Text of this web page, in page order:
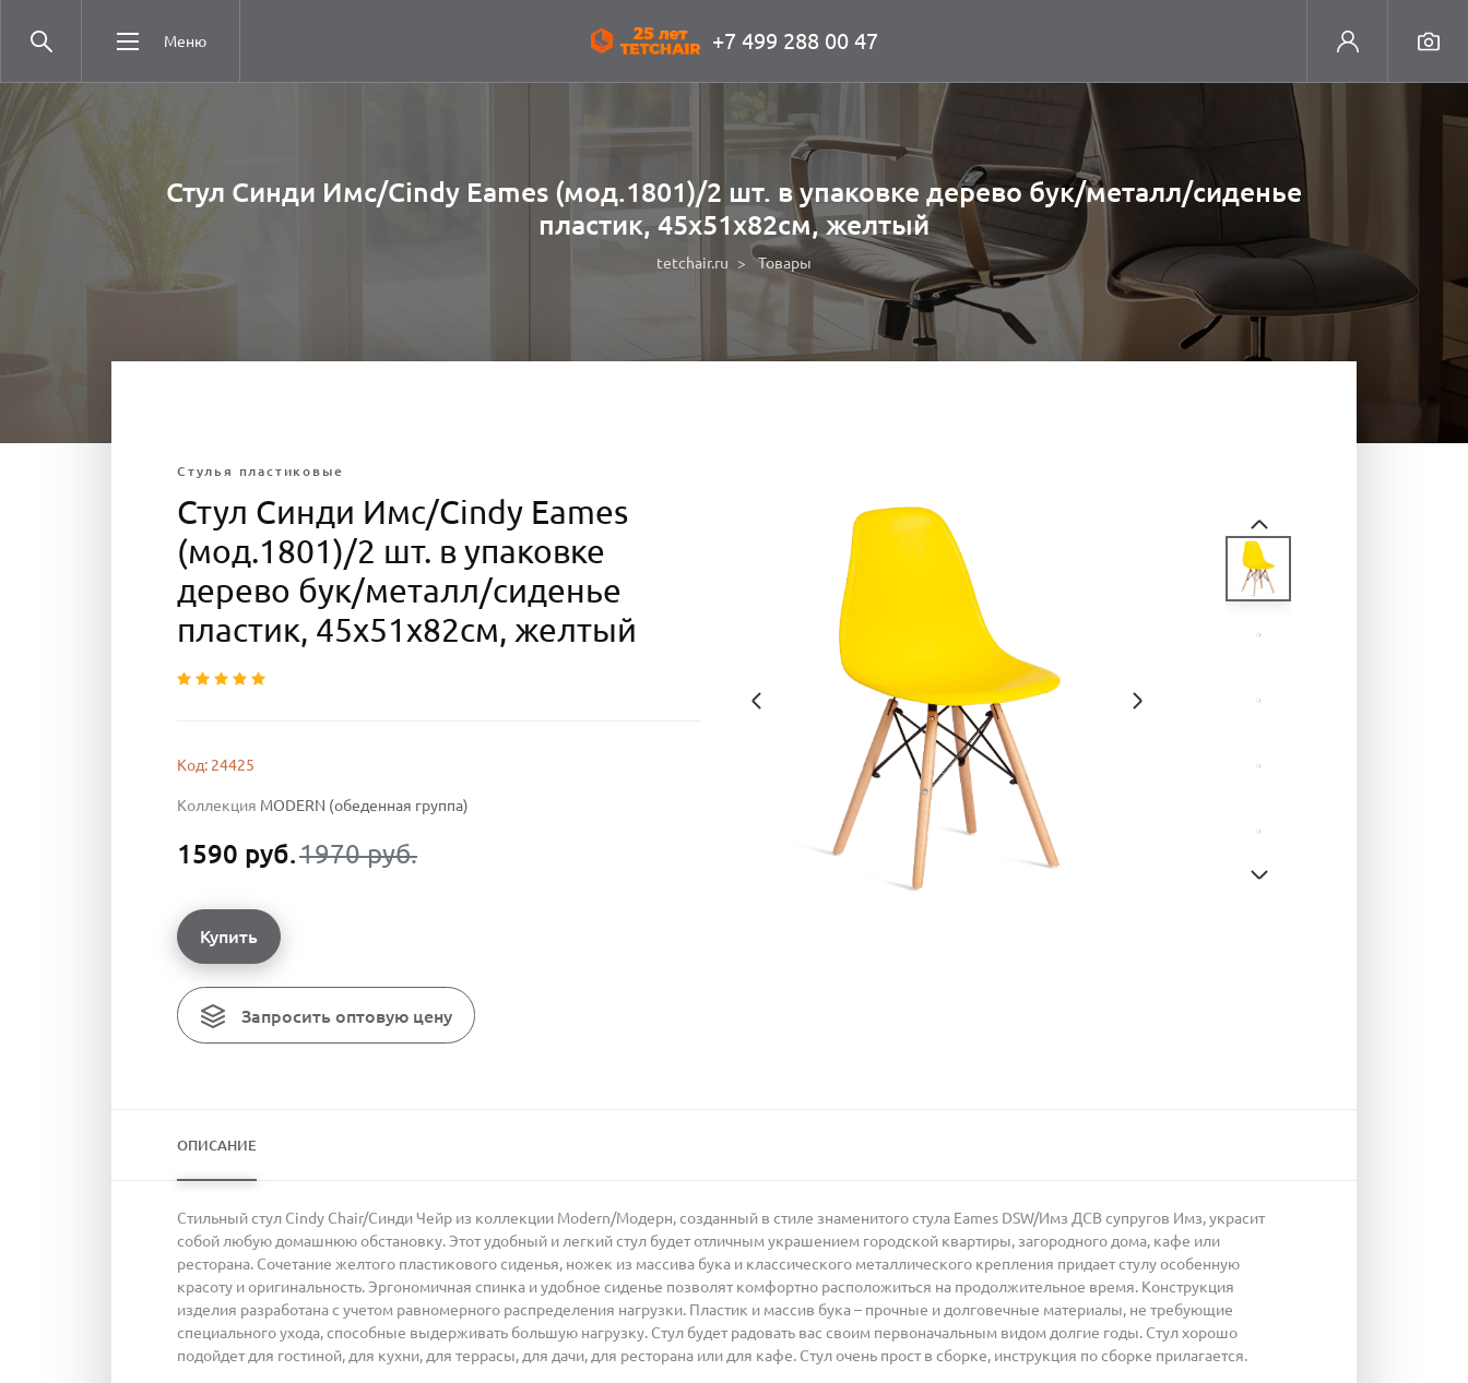
Меню +7 499 288 00 47
Стул Синди Имс/Cindy Eames (мод.1801)/2 шт. в упаковке дерево бук/металл/сиденье
пластик, 45х51х82см, желтый
tetchair.ru Товары
Стулья плаcтиковые
Стул Синди Имс/Cindy Eames
(мод.1801)/2 шт. в упаковке
дерево бук/металл/сиденье
пластик, 45х51х82см, желтый
Код: 24425
Коллекция MODERN (обеденная группа)
1590 руб.1970 руб.
Купить
Запросить оптовую цену
ОПИСАНИЕ
Стильный стул Cindy Chair/Синди Чейр из коллекции Modern/Модерн, созданный в стиле знаменитого стула Eames DSW/Имз ДСВ супругов Имз, украсит
собой любую домашнюю обстановку. Этот удобный и легкий стул будет отличным украшением городской квартиры, загородного дома, кафе или
ресторана. Сочетание желтого пластикового сиденья, ножек из массива бука и классического металлического крепления придает стулу особенную
красоту и оригинальность. Эргономичная спинка и удобное сиденье позволят комфортно расположиться на продолжительное время. Конструкция
изделия разработана с учетом равномерного распределения нагрузки. Пластик и массив бука – прочные и долговечные материалы, не требующие
специального ухода, способные выдерживать большую нагрузку. Стул будет радовать вас своим первоначальным видом долгие годы. Стул хорошо
подойдет для гостиной, для кухни, для террасы, для дачи, для ресторана или для кафе. Стул очень прост в сборке, инструкция по сборке прилагается.